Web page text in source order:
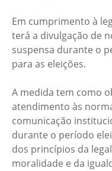
Em cumprimento à
terá a divulgação de
suspensa durante o
para as eleições.
A medida tem como
atendimento às
comunicação
durante o período
dos princípios da
moralidade e da